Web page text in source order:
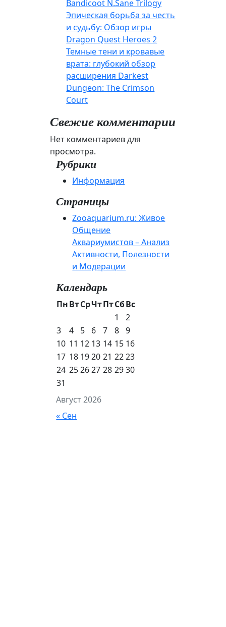
Bandicoot N.Sane Trilogy
Эпическая борьба за честь
и судьбу: Обзор игры
Dragon Quest Heroes 2
Темные тени и кровавые
врата: глубокий обзор
расширения Darkest
Dungeon: The Crimson
Court
Свежие комментарии
Нет комментариев для
просмотра.
Рубрики
Информация
Страницы
Zooaquarium.ru: Живое
Общение
Аквариумистов – Анализ
Активности, Полезности
и Модерации
Календарь
Август 2026
ПнВтСрЧтПтСбВс
1
2
3
4 5 6 7 8
9
10 11 12 13 14 15 16
17 18 1920 21 2223
24 252627 28 2930
31
« Сен